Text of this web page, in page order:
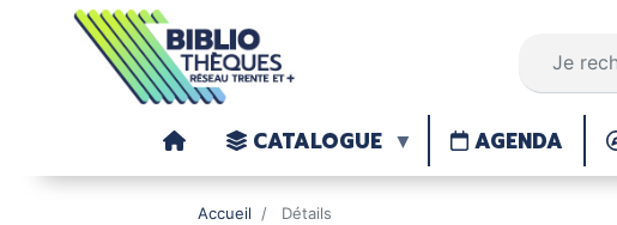
CATALOGUE AGENDA
Accueil Détails